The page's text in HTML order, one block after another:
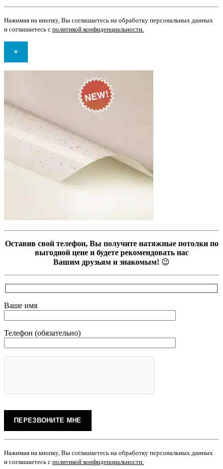
Нажимая на кнопку, Вы соглашаетесь на обработку персональных данных
и соглашаетесь с политикой конфиденциальности
×
Оставив свой телефон, Вы получите натяжные потолки по
выгодной цене и будете рекомендовать нас
Вашим друзьям и знакомым! 😉
Ваше имя
Телефон (обязательно)
Нажимая на кнопку, Вы соглашаетесь на обработку персональных данных
и соглашаетесь с политикой конфиденциальности.